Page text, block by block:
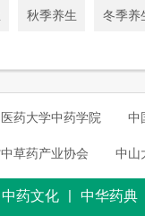
秋季养生 冬季养
药大学中药学院 中
草药产业协会 中山
中药文化 | 中华药典